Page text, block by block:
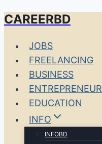
Skip
content
CAREERBD
JOBS
FREELANCING
BUSINESS
ENTREPRENEUR
EDUCATION
INFO
INFOBD